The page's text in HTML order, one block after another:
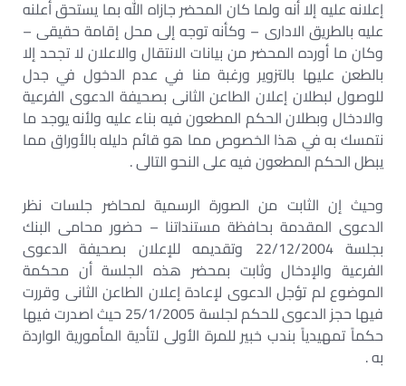
إعلانه عليه إلا أنه ولما كان المحضر جازاه الله بما يستحق أعلنه
عليه بالطريق الادارى – وكأنه توجه إلى محل إقامة حقيقى –
وكان ما أورده المحضر من بيانات الانتقال والاعلان لا تجحد إلا
بالطعن عليها بالتزوير ورغبة منا في عدم الدخول في جدل
للوصول لبطلان إعلان الطاعن الثانى بصحيفة الدعوى الفرعية
والادخال وبطلان الحكم المطعون فيه بناء عليه ولأنه يوجد ما
نتمسك به في هذا الخصوص مما هو قائم دليله بالأوراق مما
يبطل الحكم المطعون فيه على النحو التالى .
وحيث إن الثابت من الصورة الرسمية لمحاضر جلسات نظر
الدعوى المقدمة بحافظة مستنداتنا – حضور محامى البنك
بجلسة 22/12/2004 وتقديمه للإعلان بصحيفة الدعوى
الفرعية والإدخال وثابت بمحضر هذه الجلسة أن محكمة
الموضوع لم تؤجل الدعوى لإعادة إعلان الطاعن الثانى وقررت
فيها حجز الدعوى للحكم لجلسة 25/1/2005 حيث اصدرت فيها
حكماً تمهيدياً بندب خبير للمرة الأولى لتأدية المأمورية الواردة
به .